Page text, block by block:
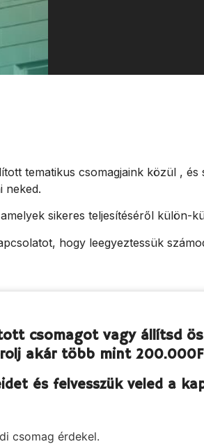
tematikus csomagjaink közül ,
neked.
sikeres teljesítéséről külön-
hogy leegyeztessük
csomagot vagy állítsd
akár több mint
és felvesszük veled a
csomag érdekel.